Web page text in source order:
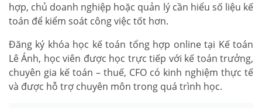
hợp, chủ doanh nghiệp hoặc quản lý cần hiểu số liệu kế
toán để kiểm soát công việc tốt hơn.
Đăng ký khóa học kế toán tổng hợp online tại Kế toán
Lê Ánh, học viên được học trực tiếp với kế toán trưởng,
chuyên gia kế toán – thuế, CFO có kinh nghiệm thực tế
và được hỗ trợ chuyên môn trong quá trình học.